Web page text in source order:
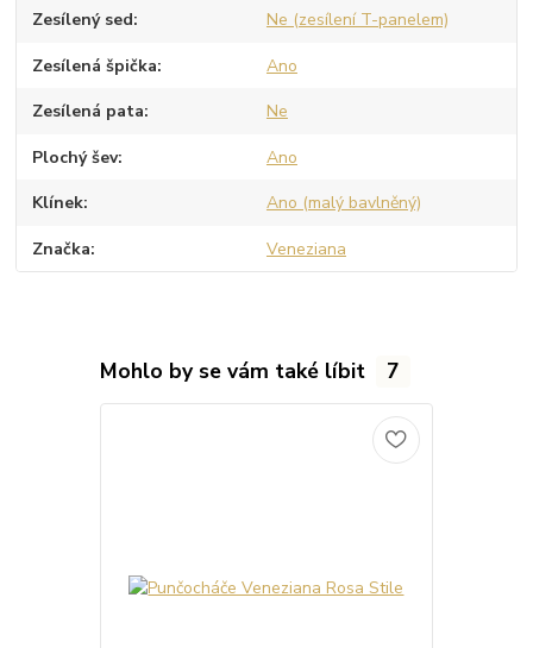
Zesílený sed Ne (zesílení T-panelem)
Zesílená špička Ano
Zesílená pata Ne
Plochý šev Ano
Klínek Ano (malý bavlněný)
Značka Veneziana
Mohlo by se vám také líbit 7